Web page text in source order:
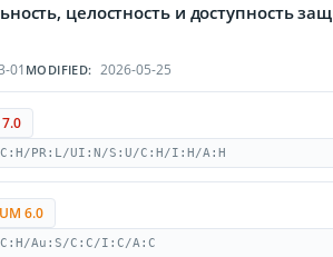
целостность и доступность
01 MODIFIED: 2026-05-25
PR:L/UI:N/S:U/C:H/I:H/A:H
6.0
Au:S/C:C/I:C/A:C